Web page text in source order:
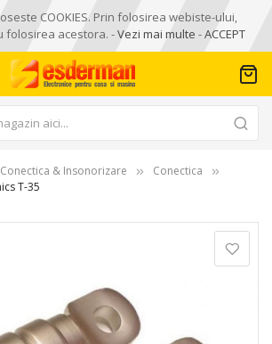
COOKIES. Prin folosirea webiste-ului,
folosirea acestora. -Vezi mai multe -ACCEPT
Conectica & Insonorizare
Conectica
T-35